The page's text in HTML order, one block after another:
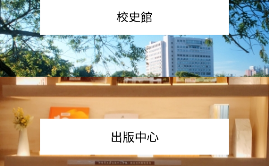
校史館
出版中心